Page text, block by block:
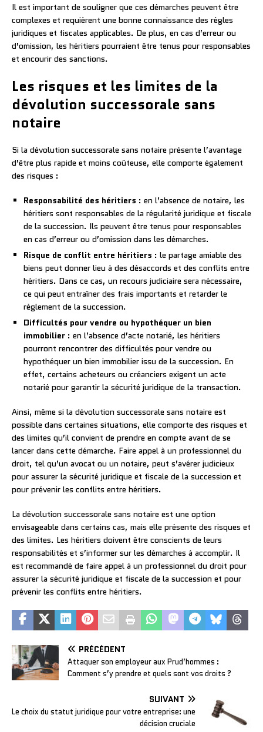
Il est important de souligner que ces démarches peuvent être
complexes et requièrent une bonne connaissance des règles
juridiques et fiscales applicables. De plus, en cas d’erreur ou
d’omission, les héritiers pourraient être tenus pour responsables
et encourir des sanctions.
Les risques et les limites de la
dévolution successorale sans
notaire
Si la dévolution successorale sans notaire présente l’avantage
d’être plus rapide et moins coûteuse, elle comporte également
des risques :
Responsabilité des héritiers : en l’absence de notaire, les
héritiers sont responsables de la régularité juridique et fiscale
de la succession. Ils peuvent être tenus pour responsables
en cas d’erreur ou d’omission dans les démarches.
Risque de conflit entre héritiers : le partage amiable des
biens peut donner lieu à des désaccords et des conflits entre
héritiers. Dans ce cas, un recours judiciaire sera nécessaire,
ce qui peut entraîner des frais importants et retarder le
règlement de la succession.
Difficultés pour vendre ou hypothéquer un bien
immobilier : en l’absence d’acte notarié, les héritiers
pourront rencontrer des difficultés pour vendre ou
hypothéquer un bien immobilier issu de la succession. En
effet, certains acheteurs ou créanciers exigent un acte
notarié pour garantir la sécurité juridique de la transaction.
Ainsi, même si la dévolution successorale sans notaire est
possible dans certaines situations, elle comporte des risques et
des limites qu’il convient de prendre en compte avant de se
lancer dans cette démarche. Faire appel à un professionnel du
droit, tel qu’un avocat ou un notaire, peut s’avérer judicieux
pour assurer la sécurité juridique et fiscale de la succession et
pour prévenir les conflits entre héritiers.
La dévolution successorale sans notaire est une option
envisageable dans certains cas, mais elle présente des risques et
des limites. Les héritiers doivent être conscients de leurs
responsabilités et s’informer sur les démarches à accomplir. Il
est recommandé de faire appel à un professionnel du droit pour
assurer la sécurité juridique et fiscale de la succession et pour
prévenir les conflits entre héritiers.
PRÉCÉDENT
Attaquer son employeur aux Prud’hommes :
Comment s’y prendre et quels sont vos droits ?
SUIVANT
Le choix du statut juridique pour votre entreprise: une
décision cruciale